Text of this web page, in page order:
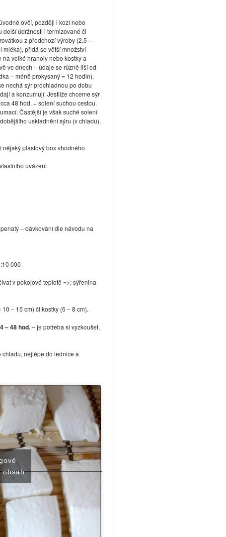
ovčí, později i kozí nebo
delší údržnosti i termizované či
z předchozí výroby (2,5 –
mléka), přidá se větší množství
velké hranoly nebo kostky a
ve dnech – údaje se různě liší od
– méně prokysaný = 12 hodin).
nechá sýr prochladnou po dobu
a konzumují. Jestliže chceme sýr
48 hod. + solení suchou cestou.
Častější je však suché solení
uskladnění sýru (v chladu).
plastový box vhodného
uvážení
– dávkování dle návodu na
000
v pokojové teplotě =>; sýřenina
– 15 cm) či kostky (6 – 8 cm).
– 48 hod.– je potřeba si vyzkoušet,
chladu, nejlépe do lednice a
obsah